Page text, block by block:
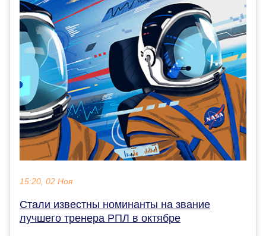
15:20, 02 Ноя
Стали известны номинанты на звание
лучшего тренера РПЛ в октябре